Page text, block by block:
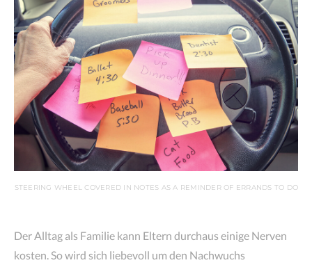
STEERING WHEEL COVERED IN NOTES AS A REMINDER OF ERRANDS TO DO
Der Alltag als Familie kann Eltern durchaus einige Nerven
kosten. So wird sich liebevoll um den Nachwuchs